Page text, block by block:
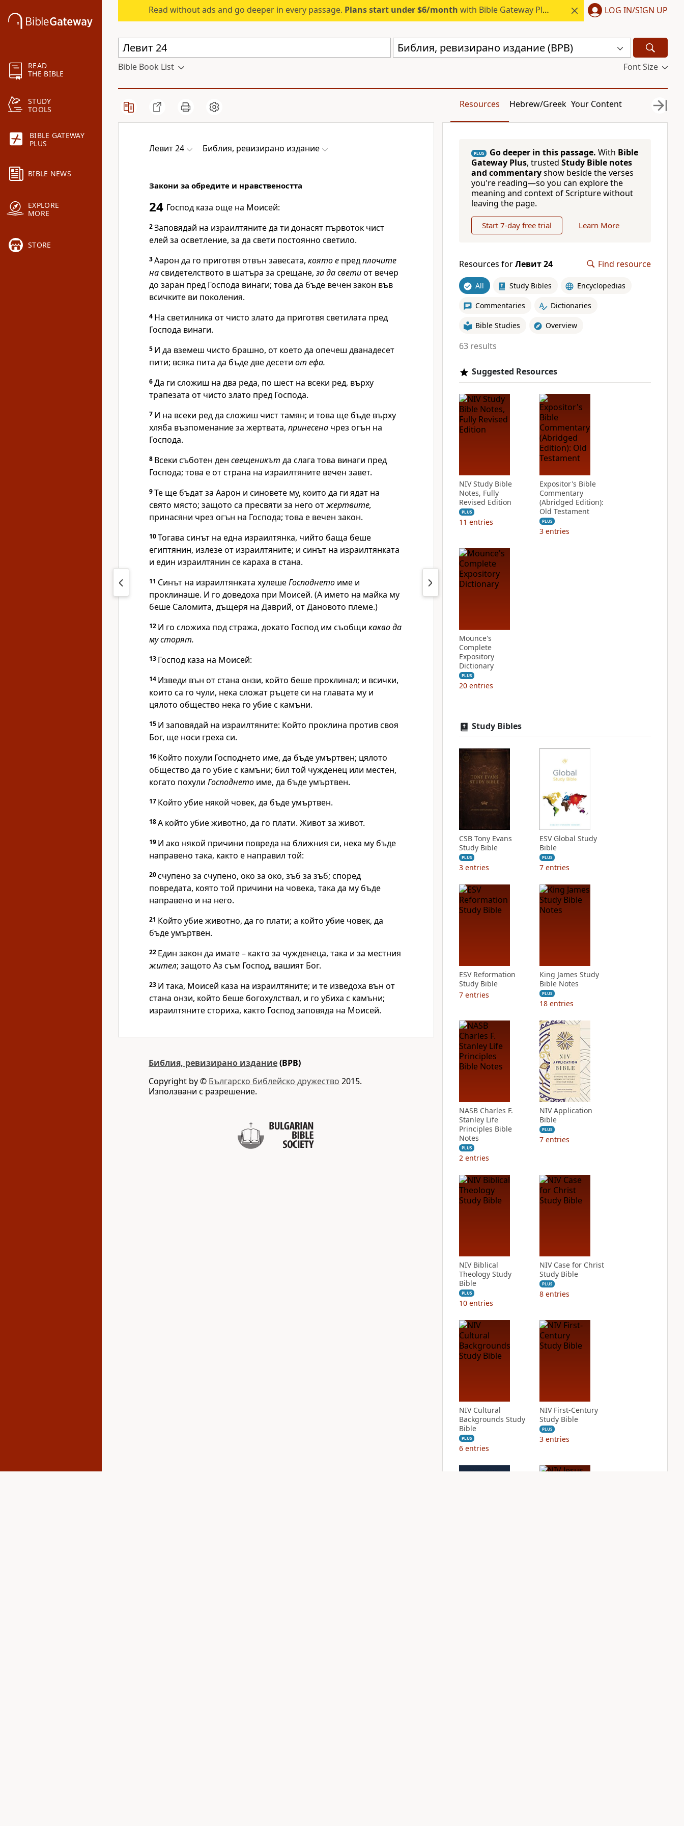
READ
THE BIBLE
STUDY
TOOLS
BIBLE GATEWAY
PLUS
BIBLE NEWS
EXPLORE
MORE
STORE
Read without ads and go deeper in every passage. Plans start under $6/month with Bible Gateway Plus. LOG IN/SIGN UP
Библия, ревизирано издание (BPB)
Bible Book List Font Size
Resources Hebrew/Greek Your Content
Левит 24 Библия, ревизирано издание
Закони за обредите и нравствеността
24 Господ каза още на Моисей:
2Заповядай на израилтяните да ти донасят първоток чист
елей за осветление, за да свети постоянно светило.
3Аарон да го приготвя отвън завесата, която е предплочите
насвидетелството в шатъра за срещане, за да светиот вечер
до заран пред Господа винаги; това да бъде вечен закон във
всичките ви поколения.
4 На светилника от чисто злато да приготвя светилата пред
Господа винаги.
5 И да вземеш чисто брашно, от което да опечеш дванадесет
пити; всяка пита да бъде две десети от ефа.
6Да ги сложиш на два реда, по шест на всеки ред, върху
трапезата от чисто злато пред Господа.
7 И на всеки ред да сложиш чист тамян; и това ще бъде върху
хляба възпоменание за жертвата, принесена чрез огън на
Господа.
8 Всеки съботен ден свещеникът да слага това винаги пред
Господа; това е от страна на израилтяните вечен завет.
9Те ще бъдат за Аарон и синовете му, които да ги ядат на
свято място; защото са пресвяти за него отжертвите,
принасяни чрез огън на Господа; това е вечен закон.
10Тогава синът на една израилтянка, чийто баща беше
египтянин, излезе от израилтяните; и синът на израилтянката
и един израилтянин се караха в стана.
11 Синът на израилтянката хулешеГосподнето име и
проклинаше. И го доведоха при Моисей. (А името на майка му
беше Саломита, дъщеря на Даврий, от Дановото племе.)
12 И го сложиха под стража, докато Господ им съобщи какво да
му сторят.
13 Господ каза на Моисей:
14 Изведи вън от стана онзи, който беше проклинал; и всички,
които са го чули, нека сложат ръцете си на главата му и
цялото общество нека го убие с камъни.
15 И заповядай на израилтяните: Който проклина против своя
Бог, ще носи греха си.
16 Който похули Господнето име, да бъде умъртвен; цялото
общество да го убие с камъни; бил той чужденец или местен,
когато похули Господнето име, да бъде умъртвен.
17 Който убие някой човек, да бъде умъртвен.
18А който убие животно, да го плати. Живот за живот.
19 И ако някой причини повреда на ближния си, нека му бъде
направено така, както е направил той:
20счупено за счупено, око за око, зъб за зъб; според
повредата, която той причини на човека, така да му бъде
направено и на него.
21 Който убие животно, да го плати; а който убие човек, да
бъде умъртвен.
22 Един закон да имате – както за чужденеца, така и за местния
жител; защото Аз съм Господ, вашият Бог.
23 И така, Моисей каза на израилтяните; и те изведоха вън от
стана онзи, който беше богохулствал, и го убиха с камъни;
израилтяните сториха, както Господзаповяда на Моисей.
Библия, ревизирано издание(BPB)
Copyright by © Българско библейско дружество 2015.
Използвани с разрешение.
PLUS Go deeper in this passage. With Bible
Gateway Plus, trusted Study Bible notes
and commentaryshow beside the verses
you're reading—so you can explore the
meaning and context of Scripture without
leaving the page.
Start 7-day free trial Learn More
Resources forЛевит 24 Find resource
All Study Bibles Encyclopedias
Commentaries Dictionaries
Bible Studies Overview
63 results
Suggested Resources
NIV Study Bible
Notes, Fully
Revised Edition
PLUS
11 entries
Expositor's Bible
Commentary
(Abridged Edition):
Old Testament
PLUS
3 entries
Mounce's
Complete
Expository
Dictionary
PLUS
20 entries
Study Bibles
CSB Tony Evans
Study Bible
PLUS
3 entries
ESV Global Study
Bible
PLUS
7 entries
ESV Reformation
Study Bible
7 entries
King James Study
Bible Notes
PLUS
18 entries
NASB Charles F.
Stanley Life
Principles Bible
Notes
PLUS
2 entries
NIV Application
Bible
PLUS
7 entries
NIV Biblical
Theology Study
Bible
PLUS
10 entries
NIV Case for Christ
Study Bible
PLUS
8 entries
NIV Cultural
Backgrounds Study
Bible
PLUS
6 entries
NIV First-Century
Study Bible
PLUS
3 entries